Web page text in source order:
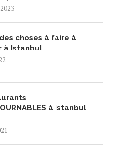
choses à faire à
à Istanbul
à Istanbul